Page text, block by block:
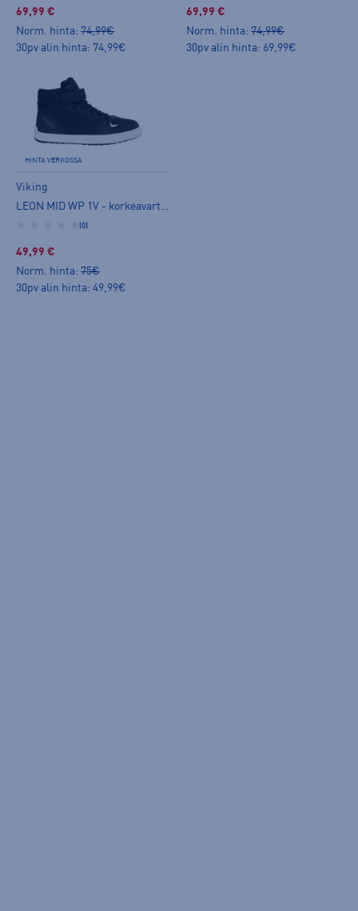
69,99 €
Norm. hinta: 74,99€
30pv alin hinta: 74,99€
69,99 €
Norm. hinta: 74,99€
30pv alin hinta: 69,99€
HINTA VERKOSSA
Viking
(0)
49,99 €
Norm. hinta: 75€
30pv alin hinta: 49,99€